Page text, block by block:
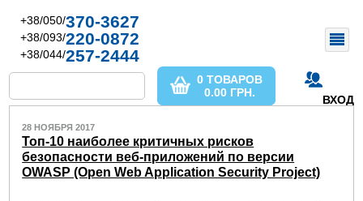
+38/050/370-3627
+38/093/220-0872
+38/044/257-2444
ВХОД
0 ТОВАРОВ
0.00 ГРН.
28 НОЯБРЯ 2017
Топ-10 наиболее критичных рисков
безопасности веб-приложений по версии
OWASP (Open Web Application Security Project)